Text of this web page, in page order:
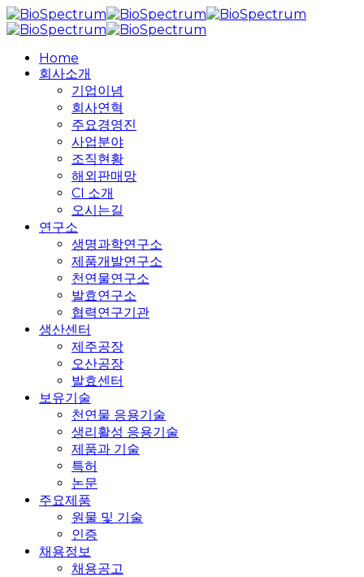
Skip
to
content
search
MenuHome
회사소개
기업이념
회사연혁
주요경영진
사업분야
조직현황
해외판매망
CI 소개
오시는길
연구소
생명과학연구소
제품개발연구소
천연물연구소
발효연구소
협력연구기관
생산센터
제주공장
오산공장
발효센터
보유기술
천연물 응용기술
생리활성 응용기술
제품과 기술
특허
논문
주요제품
원물 및 기술
인증
채용정보
채용공고